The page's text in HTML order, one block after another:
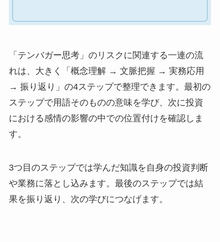
「テンバガー思考」のリスクに関連する一連の流
れは、大きく「概念理解 → 文脈把握 → 実務応用
→ 振り返り」の4ステップで整理できます。最初の
ステップで用語そのものの意味を学び、次に投資
における感情の影響の中での位置付けを確認しま
す。
3つ目のステップでは学んだ知識を自身の投資判断
や業務に落とし込みます。最後のステップでは結
果を振り返り、次の学びにつなげます。